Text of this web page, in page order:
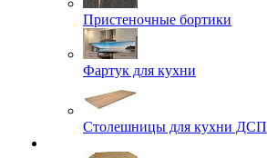
Пристеночные бортики
Фартук для кухни
Столешницы для кухни ДСП